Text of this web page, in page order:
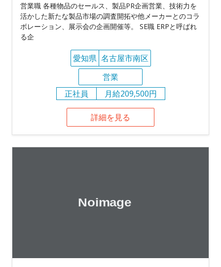
営業職 各種物品のセールス、製品PR企画営業、技術力を
活かした新たな製品市場の調査開拓や他メーカーとのコラ
ボレーション、展示会の企画開催等。 SE職 ERPと呼ばれ
る企
愛知県 名古屋市南区
営業
正社員
月給209,500円
詳細を見る